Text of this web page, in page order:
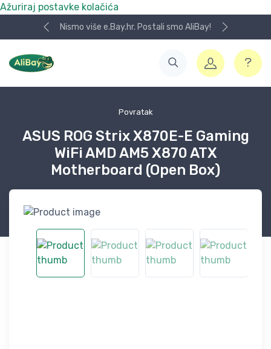
Ažuriraj postavke kolačića
Nismo više e.Bay.hr. Postali smo AliBay!
Povratak
ASUS ROG Strix X870E-E Gaming
WiFi AMD AM5 X870 ATX
Motherboard (Open Box)